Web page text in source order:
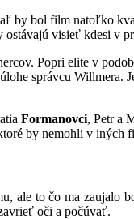
by bol film natoľko
visieť kdesi v
Popri elite v
správcu Willmera.
Formanovci, Petr a
by nemohli v
ale to čo ma zaujalo
oči a počúvať.